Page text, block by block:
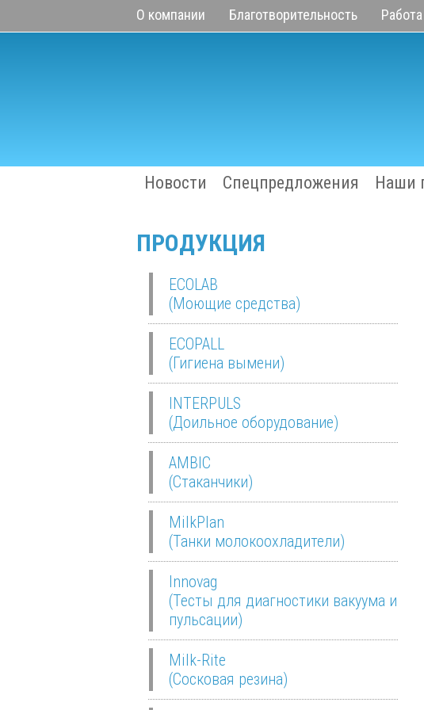
О компании Благотворительность
Новости Спецпредложения Наши
ПРОДУКЦИЯ
ECOLAB
(Моющие средства)
ECOPALL
(Гигиена вымени)
INTERPULS
(Доильное оборудование)
AMBIC
(Стаканчики)
MilkPlan
(Танки молокоохладители)
Innovag
(Тесты для диагностики вакуума и
пульсации)
Milk-Rite
(Сосковая резина)